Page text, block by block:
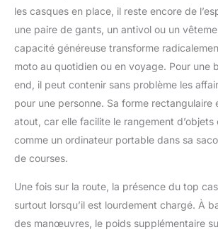
les casques en place, il reste encore de
une paire de gants, un antivol ou un
capacité généreuse transforme
moto au quotidien ou en voyage. Pour une
end, il peut contenir sans problème les
pour une personne. Sa forme rectangulaire
atout, car elle facilite le rangement d’objets
comme un ordinateur portable dans sa
de courses.
Une fois sur la route, la présence du top
surtout lorsqu’il est lourdement chargé. À
des manœuvres, le poids supplémentaire